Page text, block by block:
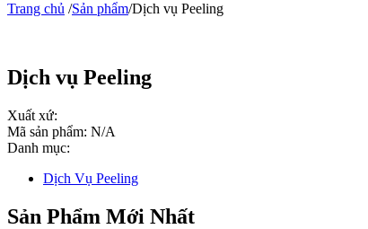
Trang chủ /Sản phẩm/Dịch vụ Peeling
Dịch vụ Peeling
Xuất xứ:
Mã sản phẩm: N/A
Danh mục:
Dịch Vụ Peeling
Sản Phẩm Mới Nhất